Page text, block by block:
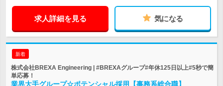
求人詳細を見る 気になる
新着
株式会社BREXA Engineering | #BREXAグループ#年休125日以上#5秒で簡
単応募！
業界大手グループ☆ポテンシャル採用【事務系総合職】